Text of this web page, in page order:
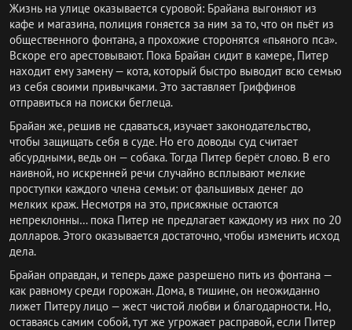
Жизнь на улице оказывается суровой: Брайана выгоняют из
кафе и магазина, полиция гоняется за ним за то, что он пьёт из
общественного фонтана, а прохожие сторонятся «пьяного пса».
Вскоре его арестовывают. Пока Брайан сидит в камере, Питер
находит ему замену — кота, который быстро выводит всю семью
из себя своими привычками. Это заставляет Гриффинов
отправиться на поиски беглеца.
Брайан же, решив не сдаваться, изучает законодательство,
чтобы защищать себя в суде. Но его доводы суд считает
абсурдными, ведь он — собака. Тогда Питер берёт слово. В его
наивной, но искренней речи случайно всплывают мелкие
проступки каждого члена семьи: от фальшивых денег до
мелких краж. Несмотря на это, присяжные остаются
непреклонны… пока Питер не предлагает каждому из них по 20
долларов. Этого оказывается достаточно, чтобы изменить исход
дела.
Брайан оправдан, и теперь даже разрешено пить из фонтана —
как равному среди горожан. Дома, в тишине, он неожиданно
лижет Питеру лицо — жест чистой любви и благодарности. Но,
оставаясь самим собой, тут же угрожает расправой, если Питер